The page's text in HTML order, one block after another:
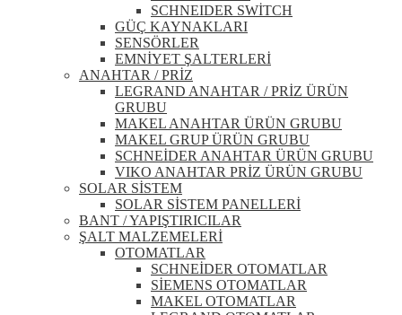
SCHNEIDER SWİTCH
GÜÇ KAYNAKLARI
SENSÖRLER
EMNİYET ŞALTERLERİ
ANAHTAR / PRİZ
LEGRAND ANAHTAR / PRİZ ÜRÜN
GRUBU
MAKEL ANAHTAR ÜRÜN GRUBU
MAKEL GRUP ÜRÜN GRUBU
SCHNEİDER ANAHTAR ÜRÜN GRUBU
VIKO ANAHTAR PRİZ ÜRÜN GRUBU
SOLAR SİSTEM
SOLAR SİSTEM PANELLERİ
BANT / YAPIŞTIRICILAR
ŞALT MALZEMELERİ
OTOMATLAR
SCHNEİDER OTOMATLAR
SİEMENS OTOMATLAR
MAKEL OTOMATLAR